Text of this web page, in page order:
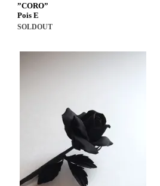
”CORO”
Pois E
SOLDOUT